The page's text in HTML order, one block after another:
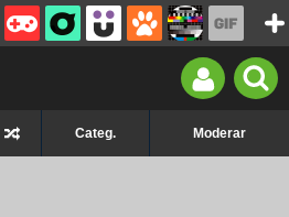
Categ. Moderar